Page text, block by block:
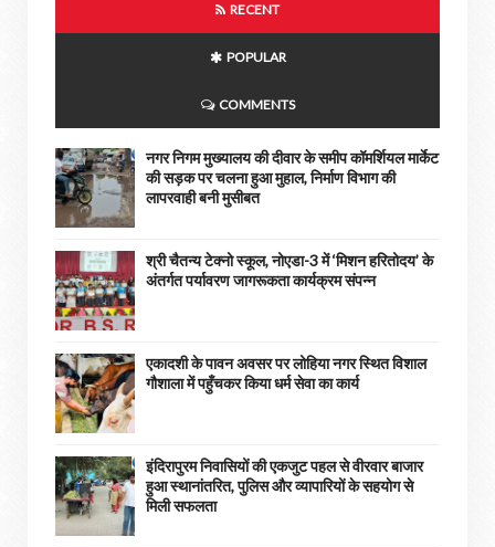
RECENT
POPULAR
COMMENTS
नगर निगम मुख्यालय की दीवार के समीप कॉमर्शियल मार्केट
की सड़क पर चलना हुआ मुहाल, निर्माण विभाग की
लापरवाही बनी मुसीबत
श्री चैतन्य टेक्नो स्कूल, नोएडा-3 में ‘मिशन हरितोदय’ के
अंतर्गत पर्यावरण जागरूकता कार्यक्रम संपन्न
एकादशी के पावन अवसर पर लोहिया नगर स्थित विशाल
गौशाला में पहुँचकर किया धर्म सेवा का कार्य
इंदिरापुरम निवासियों की एकजुट पहल से वीरवार बाजार
हुआ स्थानांतरित, पुलिस और व्यापारियों के सहयोग से
मिली सफलता